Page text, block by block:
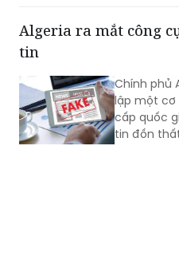
Chính
cấp quốc
tin đồn